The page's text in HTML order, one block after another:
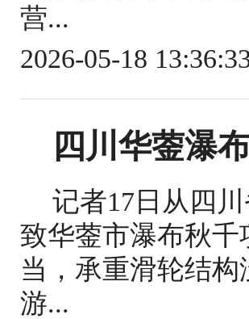
营...
2026-05-18
四川华蓥瀑
记者17日从四
致华蓥市瀑布秋
当，承重滑轮结
游...